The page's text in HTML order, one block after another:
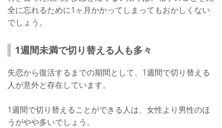
全に忘れるために1ヶ月かかってしまってもおかしくない
でしょう。
1週間未満で切り替える人も多々
失恋から復活するまでの期間として、1週間で切り替える
人が意外と存在しています。
1週間で切り替えることができる人は、女性より男性のほ
うがやや多いでしょう。